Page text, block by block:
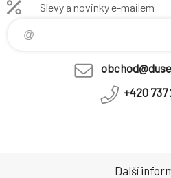
Slevy a novinky e-mailem
+420
Další